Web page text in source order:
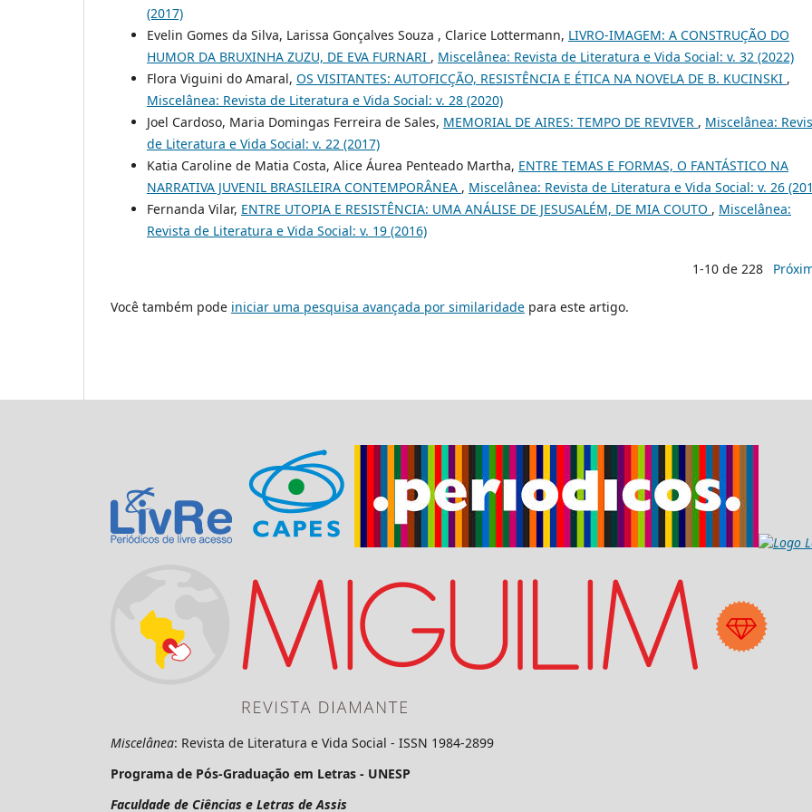
(2017)
Evelin Gomes da Silva, Larissa Gonçalves Souza , Clarice Lottermann, LIVRO-IMAGEM: A CONSTRUÇÃO DO
HUMOR DA BRUXINHA ZUZU, DE EVA FURNARI , Miscelânea: Revista de Literatura e Vida Social: v. 32 (2022)
Flora Viguini do Amaral, OS VISITANTES: AUTOFICÇÃO, RESISTÊNCIA E ÉTICA NA NOVELA DE B. KUCINSKI ,
Miscelânea: Revista de Literatura e Vida Social: v. 28 (2020)
Joel Cardoso, Maria Domingas Ferreira de Sales, MEMORIAL DE AIRES: TEMPO DE REVIVER , Miscelânea:
de Literatura e Vida Social: v. 22 (2017)
Katia Caroline de Matia Costa, Alice Áurea Penteado Martha, ENTRE TEMAS E FORMAS, O FANTÁSTICO NA
NARRATIVA JUVENIL BRASILEIRA CONTEMPORÂNEA , Miscelânea: Revista de Literatura e Vida Social: v. 26
Fernanda Vilar, ENTRE UTOPIA E RESISTÊNCIA: UMA ANÁLISE DE JESUSALÉM, DE MIA COUTO , Miscelânea:
Revista de Literatura e Vida Social: v. 19 (2016)
1-10 de 228
Você também pode iniciar uma pesquisa avançada por similaridade para este artigo.
Miscelânea: Revista de Literatura e Vida Social - ISSN 1984-2899
Programa de Pós-Graduação em Letras - UNESP
Faculdade de Ciências e Letras de Assis